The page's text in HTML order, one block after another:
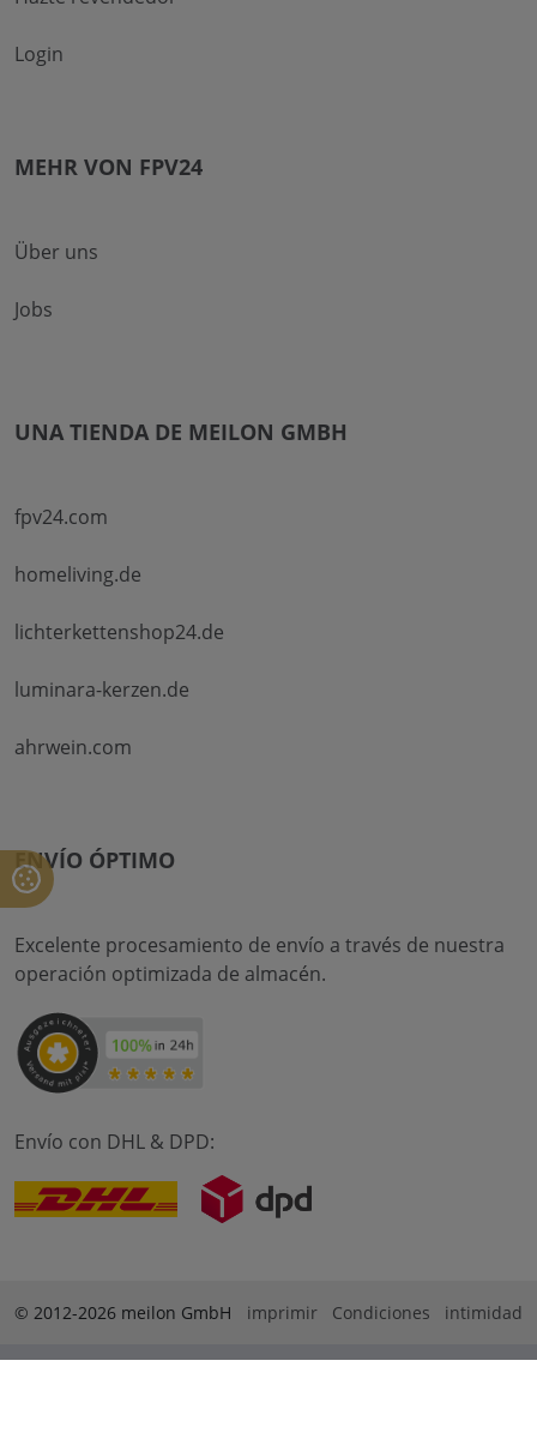
Login
MEHR VON FPV24
Über uns
Jobs
UNA TIENDA DE MEILON GMBH
fpv24.com
homeliving.de
lichterkettenshop24.de
luminara-kerzen.de
ahrwein.com
ENVÍO ÓPTIMO
Excelente procesamiento de envío a través de nuestra
operación optimizada de almacén.
Envío con DHL & DPD:
© 2012-2026 meilon GmbH imprimir Condiciones intimidad